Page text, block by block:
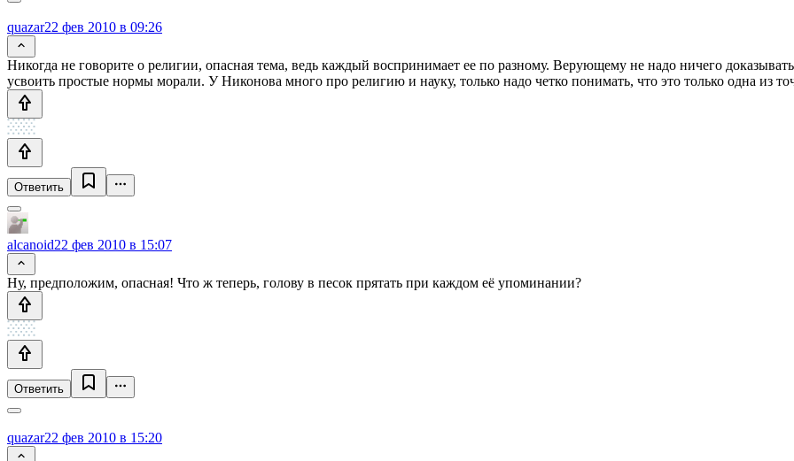
quazar22 фев 2010 в 09:26
Никогда не говорите о религии, опасная тема, ведь каждый воспринимает ее по разному. Верующему не надо ничего
усвоить простые нормы морали. У Никонова много про религию и науку, только надо четко понимать, что это только одна из
Ответить
alcanoid22 фев 2010 в 15:07
Ну, предположим, опасная! Что ж теперь, голову в песок прятать при каждом её упоминании?
Ответить
quazar22 фев 2010 в 15:20